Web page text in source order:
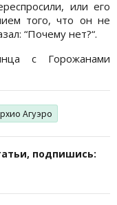
или его
того, что он не
“Почему нет?“.
с Горожанами
Агуэро
подпишись: